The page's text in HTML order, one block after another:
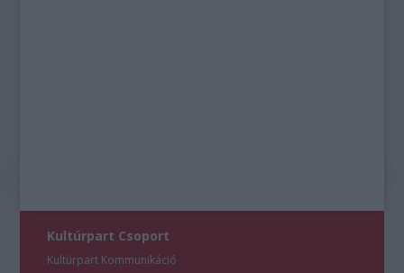
Kultúrpart Csoport
Kultúrpart Kommunikáció